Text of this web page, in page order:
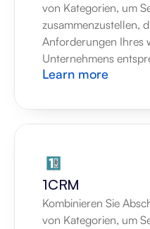
von Kategorien, um
zusammenzustellen,
Anforderungen Ihres
Unternehmens
Learn more
1CRM
Kombinieren Sie
von Kategorien, um